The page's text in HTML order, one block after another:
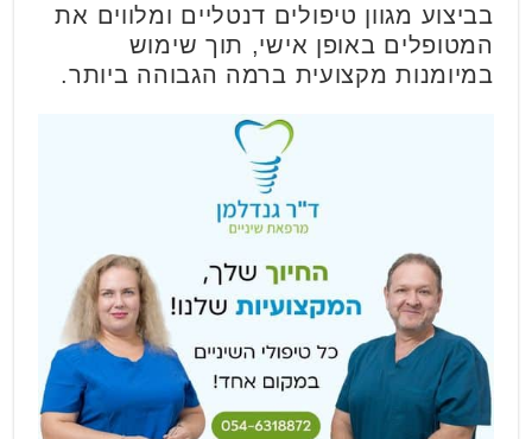
בביצוע מגוון טיפולים דנטליים ומלווים את
המטופלים באופן אישי, תוך שימוש
במיומנות מקצועית ברמה הגבוהה ביותר.